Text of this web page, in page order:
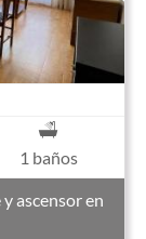
1 baños
ascensor en